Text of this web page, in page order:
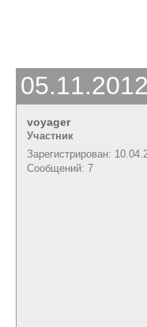
voyager
Участник
Зарегистрирован:
Сообщений: 7